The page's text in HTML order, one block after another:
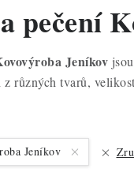
pečení
Jeníkov
různých tvarů,
Jeníkov